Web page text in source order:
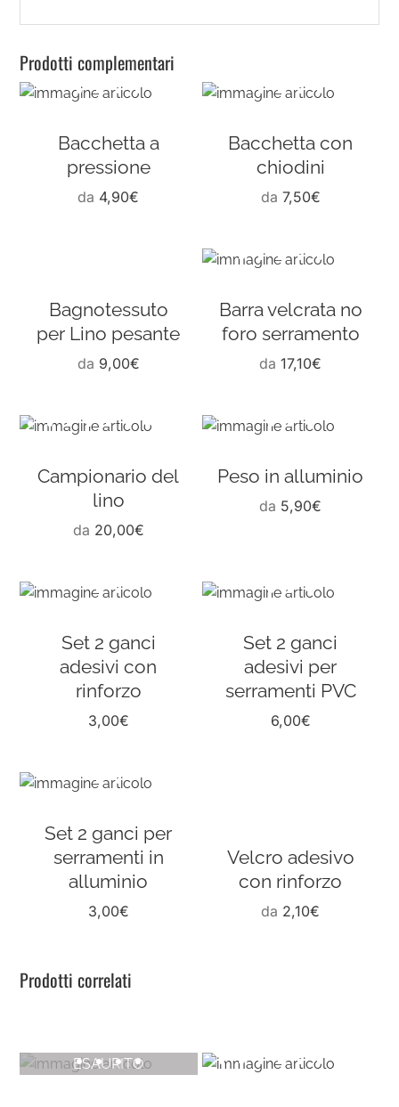
Prodotti complementari
Bacchetta a
pressione
da 4,90€
Bacchetta con
chiodini
da 7,50€
Bagnotessuto
per Lino pesante
da 9,00€
Barra velcrata no
foro serramento
da17,10€
Campionario del
lino
da 20,00€
Peso in alluminio
da 5,90€
Set 2 ganci
adesivi con
rinforzo
3,00€
Set 2 ganci
adesivi per
serramenti PVC
6,00€
Set 2 ganci per
serramenti in
alluminio
3,00€
Velcro adesivo
con rinforzo
da 2,10€
Prodotti correlati
ESAURITO